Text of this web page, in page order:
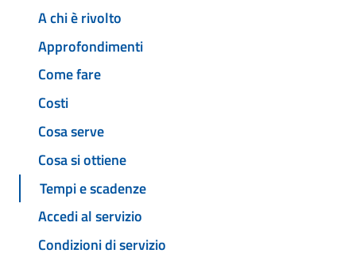
A chi è rivolto
Approfondimenti
Come fare
Costi
Cosa serve
Cosa si ottiene
Tempi e scadenze
Accedi al servizio
Condizioni di servizio